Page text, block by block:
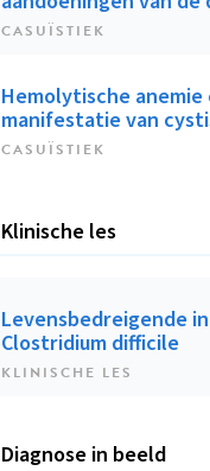
CASUÏSTIEK
Hemolytische
manifestatie van
CASUÏSTIEK
Klinische les
Levensbedreigende
Clostridium difficile
KLINISCHE LES
Diagnose in beeld